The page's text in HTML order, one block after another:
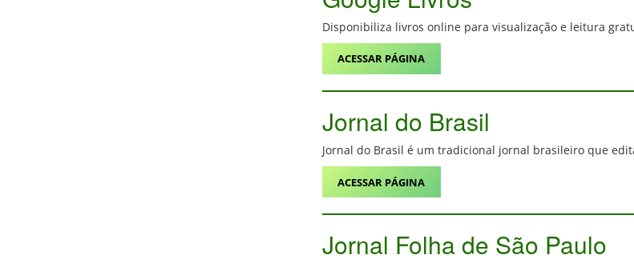
Disponibiliza livros online para visualização e leitura
ACESSAR PÁGINA
Jornal do Brasil
Jornal do Brasil é um tradicional jornal brasileiro que
ACESSAR PÁGINA
Jornal Folha de São Paulo